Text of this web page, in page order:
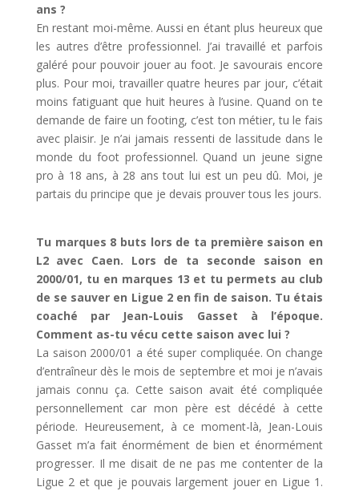
ans ?
En restant moi-même. Aussi en étant plus heureux que
les autres d’être professionnel. J’ai travaillé et parfois
galéré pour pouvoir jouer au foot. Je savourais encore
plus. Pour moi, travailler quatre heures par jour, c’était
moins fatiguant que huit heures à l’usine. Quand on te
demande de faire un footing, c’est ton métier, tu le fais
avec plaisir. Je n’ai jamais ressenti de lassitude dans le
monde du foot professionnel. Quand un jeune signe
pro à 18 ans, à 28 ans tout lui est un peu dû. Moi, je
partais du principe que je devais prouver tous les jours.
Tu marques 8 buts lors de ta première saison en
L2 avec Caen. Lors de ta seconde saison en
2000/01, tu en marques 13 et tu permets au club
de se sauver en Ligue 2 en fin de saison. Tu étais
coaché par Jean-Louis Gasset à l’époque.
Comment as-tu vécu cette saison avec lui ?
La saison 2000/01 a été super compliquée. On change
d’entraîneur dès le mois de septembre et moi je n’avais
jamais connu ça. Cette saison avait été compliquée
personnellement car mon père est décédé à cette
période. Heureusement, à ce moment-là, Jean-Louis
Gasset m’a fait énormément de bien et énormément
progresser. Il me disait de ne pas me contenter de la
Ligue 2 et que je pouvais largement jouer en Ligue 1.